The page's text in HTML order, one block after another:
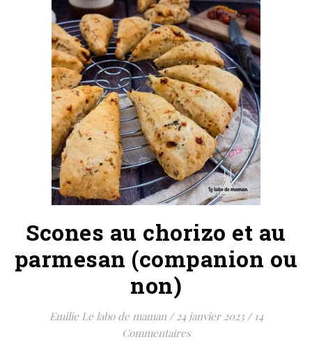
Scones au chorizo et au
parmesan (companion ou
non)
Emilie Le labo de maman / 24 janvier 2023 / 14
Commentaires